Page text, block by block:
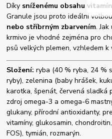
Díky sníženému obsahu
Granule jsou proto ideální
nebo stříbrným zbarvením.
krmivo je vhodné zejména pro
psů velkých plemen, vzhledem
Složení:ryba (40 % ryba, 24 %
ryby), zelenina (baby hrášek,
karotka, špenát, červená sladká
zdroj omega-3 a omega-6
glukany, přírodní antioxidanty,
vitamíny, glukosamin,
FOS), tymián, rozmarýn.